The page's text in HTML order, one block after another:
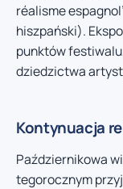
réalisme
hiszpański).
punktów
dziedzictwa
Kontynuacja
Październikowa
tegorocznym